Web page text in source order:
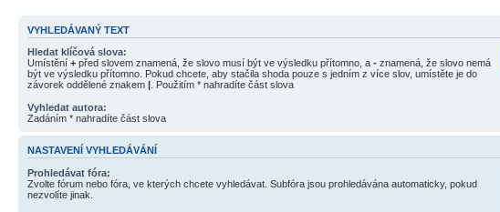
VYHLEDÁVANÝ TEXT
Hledat klíčová slova:
Umístění + před slovem znamená, že slovo musí být ve výsledku přítomno, a - znamená, že slovo nemá
být ve výsledku přítomno. Pokud chcete, aby stačila shoda pouze s jedním z více slov, umístěte je do
závorek oddělené znakem | . Použitím * nahradíte část slova
Vyhledat autora:
Zadáním * nahradíte část slova
NASTAVENÍ VYHLEDÁVÁNÍ
Prohledávat fóra:
Zvolte fórum nebo fóra, ve kterých chcete vyhledávat. Subfóra jsou prohledávána automaticky, pokud
nezvolíte jinak.